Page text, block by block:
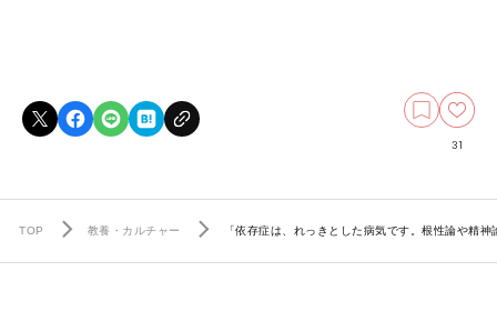
31
TOP 教養・カルチャー 「依存症は、れっきとした病気です。根性論や精